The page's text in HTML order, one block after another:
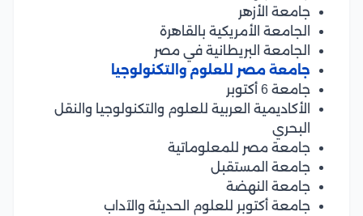
جامعة الأزهر
الجامعة الأمريكية بالقاهرة
الجامعة البريطانية في مصر
جامعة مصر للعلوم والتكنولوجيا
جامعة 6 أكتوبر
الأكاديمية العربية للعلوم والتكنولوجيا والنقل
البحري
جامعة مصر للمعلوماتية
جامعة المستقبل
جامعة النهضة
جامعة أكتوبر للعلوم الحديثة والآداب